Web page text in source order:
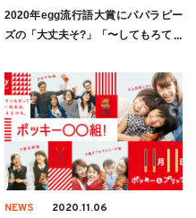
2020年egg流行語大賞にパパラピー
ズの「大丈夫そ?」「〜してもろて」
NEWS 2020.11.06